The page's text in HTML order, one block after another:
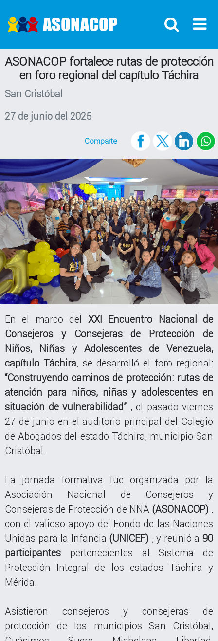
ASONACOP
ASONACOP fortalece rutas de protección
en foro regional del capítulo Táchira
San Cristóbal
27 de junio del 2025
Comparte
En el marco del XXI Encuentro Nacional de
Consejeros y Consejeras de Protección de
Niños, Niñas y Adolescentes de Venezuela,
capítulo Táchira, se desarrolló el foro regional:
“Construyendo caminos de protección: rutas de
atención para niños, niñas y adolescentes en
situación de vulnerabilidad” , el pasado viernes
27 de junio en el auditorio principal del Colegio
de Abogados del estado Táchira, municipio San
Cristóbal.
La jornada formativa fue organizada por la
Asociación Nacional de Consejeros y
Consejeras de Protección de NNA (ASONACOP) ,
con el valioso apoyo del Fondo de las Naciones
Unidas para la Infancia (UNICEF) , y reunió a90
participantes pertenecientes al Sistema de
Protección Integral de los estados Táchira y
Mérida.
Asistieron consejeros y consejeras de
protección de los municipios San Cristóbal,